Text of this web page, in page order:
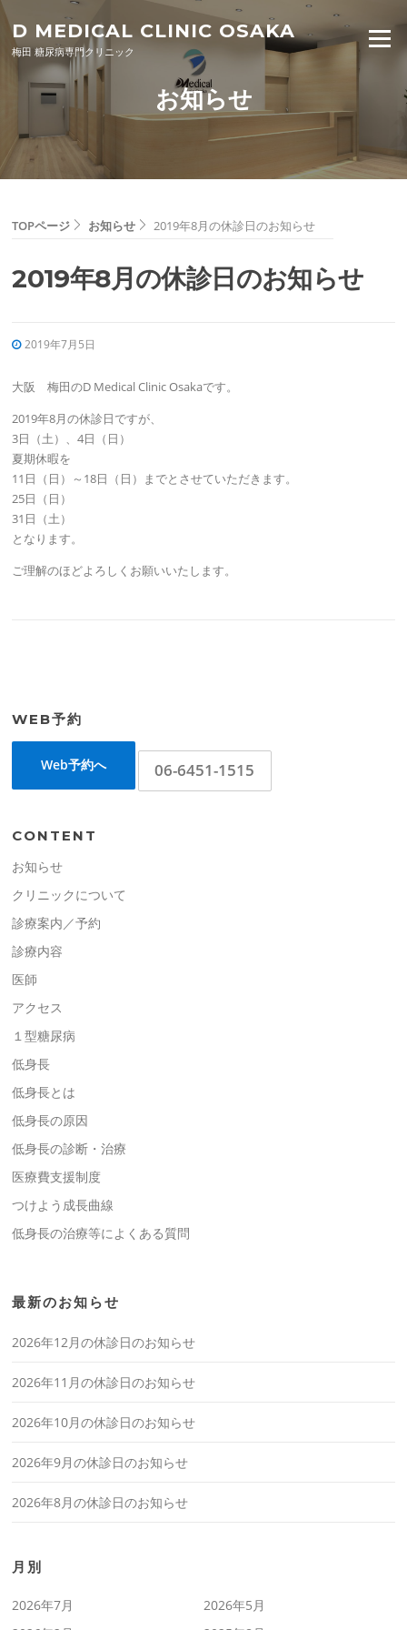
Skip to content
D MEDICAL CLINIC OSAKA
梅田 糖尿病専門クリニック
Menu
お知らせ
TOPページ お知らせ 2019年8月の休診日のお知らせ
2019年8月の休診日のお知らせ
2019年7月5日
大阪 梅田のD Medical Clinic Osakaです。
2019年8月の休診日ですが、
3日（土）、4日（日）
夏期休暇を
11日（日）～18日（日）までとさせていただきます。
25日（日）
31日（土）
となります。
ご理解のほどよろしくお願いいたします。
WEB予約
Web予約へ 06-6451-1515
CONTENT
お知らせ
クリニックについて
診療案内／予約
診療内容
医師
アクセス
１型糖尿病
低身長
低身長とは
低身長の原因
低身長の診断・治療
医療費支援制度
つけよう成長曲線
低身長の治療等によくある質問
最新のお知らせ
2026年12月の休診日のお知らせ
2026年11月の休診日のお知らせ
2026年10月の休診日のお知らせ
2026年9月の休診日のお知らせ
2026年8月の休診日のお知らせ
月別
2026年7月
2026年5月